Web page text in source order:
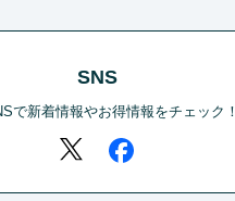
SNS
で新着情報やお得情報をチェック！